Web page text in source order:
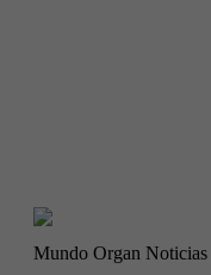
Mundo Organ Noticias